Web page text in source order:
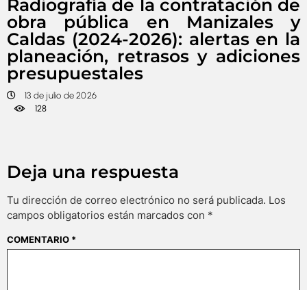
Radiografía de la contratación de
obra pública en Manizales y
Caldas (2024-2026): alertas en la
planeación, retrasos y adiciones
presupuestales
13 de julio de 2026
128
Deja una respuesta
Tu dirección de correo electrónico no será publicada. Los
campos obligatorios están marcados con *
COMENTARIO *